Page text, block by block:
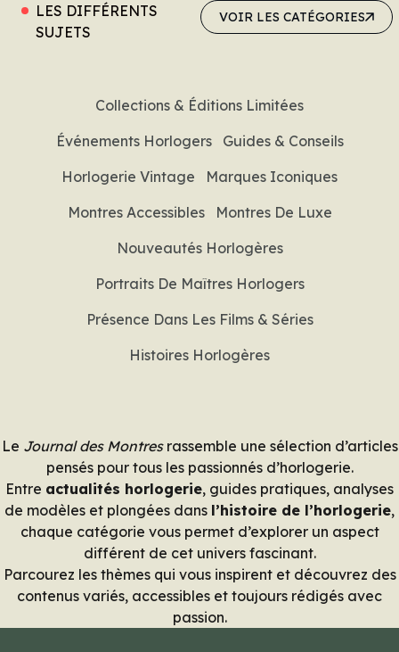
LES DIFFÉRENTS
SUJETS
VOIR LES CATÉGORIES
VOIR LES CATÉGORIES
Collections & Éditions Limitées
Événements Horlogers
Guides & Conseils
Horlogerie Vintage
Marques Iconiques
Montres Accessibles
Montres De Luxe
Nouveautés Horlogères
Portraits De Maîtres Horlogers
Présence Dans Les Films & Séries
Histoires Horlogères
Le Journal des Montresrassemble une sélection d’articles
pensés pour tous les passionnés d’horlogerie.
Entre actualités horlogerie, guides pratiques, analyses
de modèles et plongées dans l’histoire de l’horlogerie,
chaque catégorie vous permet d’explorer un aspect
différent de cet univers fascinant.
Parcourez les thèmes qui vous inspirent et découvrez des
contenus variés, accessibles et toujours rédigés avec
passion.